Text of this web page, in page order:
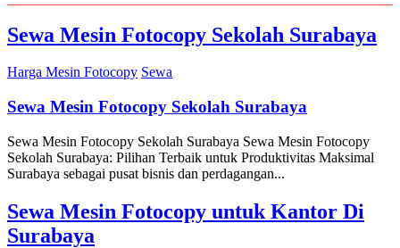
Sewa Mesin Fotocopy Sekolah Surabaya
Harga Mesin Fotocopy Sewa
Sewa Mesin Fotocopy Sekolah Surabaya
Sewa Mesin Fotocopy Sekolah Surabaya Sewa Mesin Fotocopy
Sekolah Surabaya: Pilihan Terbaik untuk Produktivitas Maksimal
Surabaya sebagai pusat bisnis dan perdagangan...
Sewa Mesin Fotocopy untuk Kantor Di
Surabaya